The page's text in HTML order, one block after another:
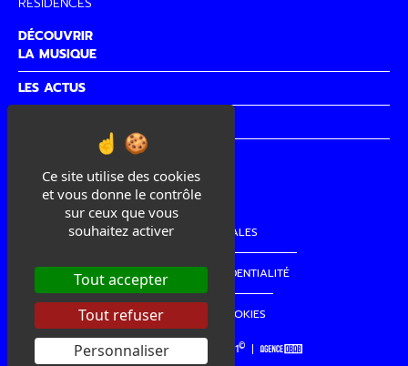
Ce site utilise des cookies
et vous donne le contrôle
sur ceux que vous
souhaitez activer
Tout accepter
Tout refuser
Personnaliser
DÉCOUVRIR
LA MUSIQUE
LES ACTUS
LA MUSIQUE
MENTIONS LÉGALES
POLITIQUE DE CONFIDENTIALITÉ
GESTION DES COOKIES
copyright La Cordo 2021©